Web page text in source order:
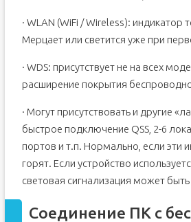
· WLAN (WiFi / Wireless): индикатор
Мерцает или светится уже при
· WDS: присутствует не на всех
расширение покрытия
· Могут присутствовать и другие
быстрое подключение QSS, 2-6
портов и т.п. Нормально, если эти
горят. Если устройство
световая сигнализация может
Соединение ПК с